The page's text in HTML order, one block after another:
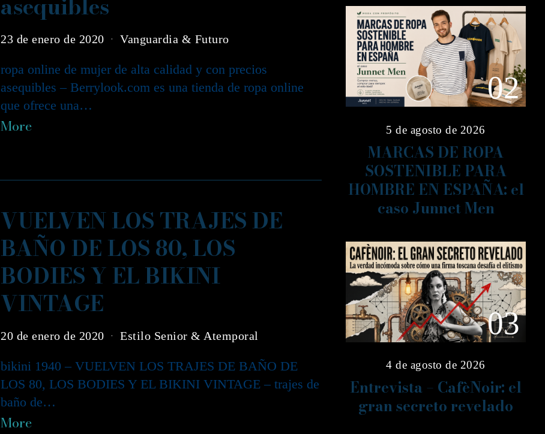
asequibles
23 de enero de 2020 Vanguardia & Futuro
ropa online de mujer de alta calidad y con precios
asequibles – Berrylook.com es una tienda de ropa online
que ofrece una…
More
VUELVEN LOS TRAJES DE
BAÑO DE LOS 80, LOS
BODIES Y EL BIKINI
VINTAGE
20 de enero de 2020 Estilo Senior & Atemporal
bikini 1940 – VUELVEN LOS TRAJES DE BAÑO DE
LOS 80, LOS BODIES Y EL BIKINI VINTAGE – trajes de
baño de…
More
02
5 de agosto de 2026
MARCAS DE ROPA
SOSTENIBLE PARA
HOMBRE EN ESPAÑA: el
caso Junnet Men
03
4 de agosto de 2026
Entrevista – CafèNoir: el
gran secreto revelado